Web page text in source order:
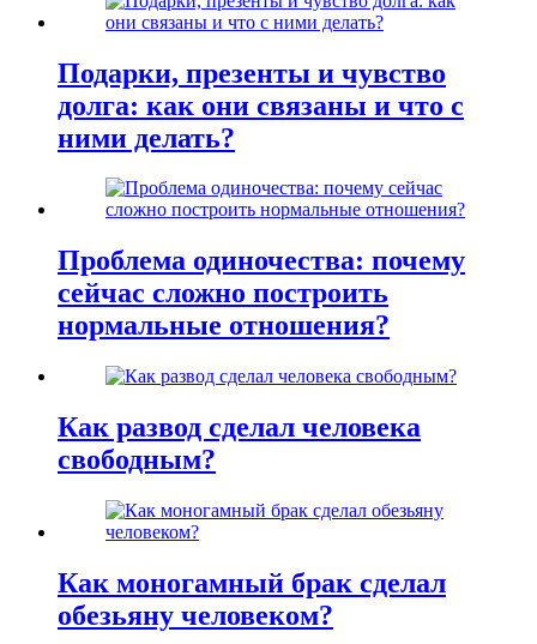
Подарки, презенты и чувство
долга: как они связаны и что с
ними делать?
Проблема одиночества: почему
сейчас сложно построить
нормальные отношения?
Как развод сделал человека
свободным?
Как моногамный брак сделал
обезьяну человеком?